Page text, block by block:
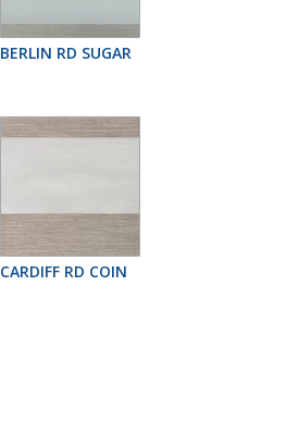
BERLIN RD SUGAR
CARDIFF RD COIN